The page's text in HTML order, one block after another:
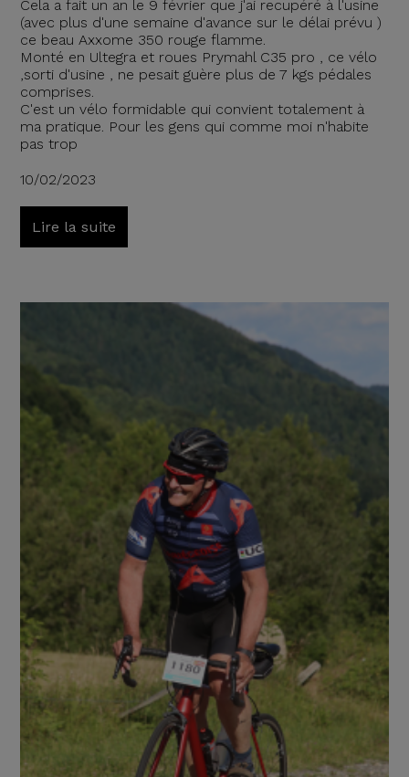
Cela a fait un an le 9 février que j'ai recupéré à l'usine
(avec plus d'une semaine d'avance sur le délai prévu )
ce beau Axxome 350 rouge flamme.
Monté en Ultegra et roues Prymahl C35 pro , ce vélo
,sorti d'usine , ne pesait guère plus de 7 kgs pédales
comprises.
C'est un vélo formidable qui convient totalement à
ma pratique. Pour les gens qui comme moi n'habite
pas trop
10/02/2023
Lire la suite